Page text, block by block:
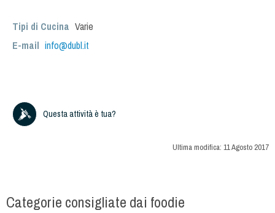
Tipi di Cucina Varie
E-mail info@dubl.it
Questa attività è tua?
Ultima modifica: 11 Agosto 2017
Categorie consigliate dai foodie